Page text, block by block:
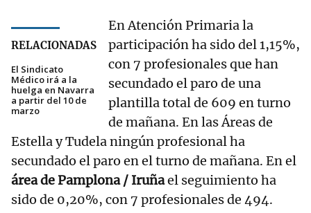
RELACIONADAS
El Sindicato
Médico irá a la
huelga en Navarra
a partir del 10 de
marzo
En Atención Primaria la
participación ha sido del 1,15%,
con 7 profesionales que han
secundado el paro de una
plantilla total de 609 en turno
de mañana. En las Áreas de
Estella y Tudela ningún profesional ha
secundado el paro en el turno de mañana. En el
área de Pamplona / Iruñael seguimiento ha
sido de 0,20%, con 7 profesionales de 494.